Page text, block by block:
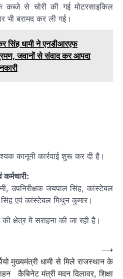
कब्जे से चोरी की गई मोटरसाइकिल
बरामद कर ली गई।
सिंह धामी ने एनडीआरएफ
जवानों से संवाद कर आपदा
कानूनी कार्रवाई शुरू कर दी है।
उपनिरीक्षक जयपाल सिंह, कांस्टेबल
एवं कांस्टेबल मिथुन कुमार।
क्षेत्र में सराहना की जा रही है।
मुख्यमंत्री धामी से मिले राजस्थान के
कैबिनेट मंत्री मदन दिलावर, शिक्षा
⟶